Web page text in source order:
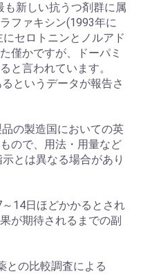
も新しい抗うつ剤群に属
ファキシン(1993年に
セロトニンとノルアド
僅かですが、ドーパミ
と言われています。
というデータが報告さ
の製造国においての英
ので、用法・用量など
とは異なる場合があり
14日ほどかかるとされ
が期待されるまでの副
との比較調査による